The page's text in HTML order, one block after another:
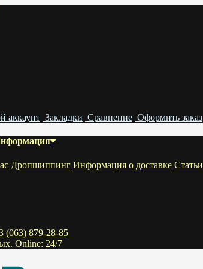
аккаунт Закладки Сравнение Оформить заказ
Дропшиппинг Информация о доставке Статьи
(063) 879-28-85
Online: 24/7